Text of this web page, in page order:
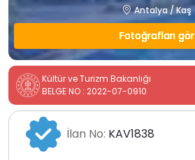
Antalya / Kaş
Fotoğrafları gör
Kültür ve Turizm Bakanlığı
BELGE NO : 2022-07-0910
İlan No: KAV1838